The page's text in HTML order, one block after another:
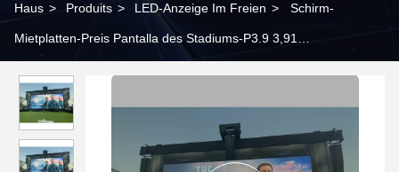
Haus > Produits > LED-Anzeige Im Freien > Schirm-
Mietplatten-Preis Pantalla des Stadiums-P3.9 3,91
Neigungs-3 im Freien